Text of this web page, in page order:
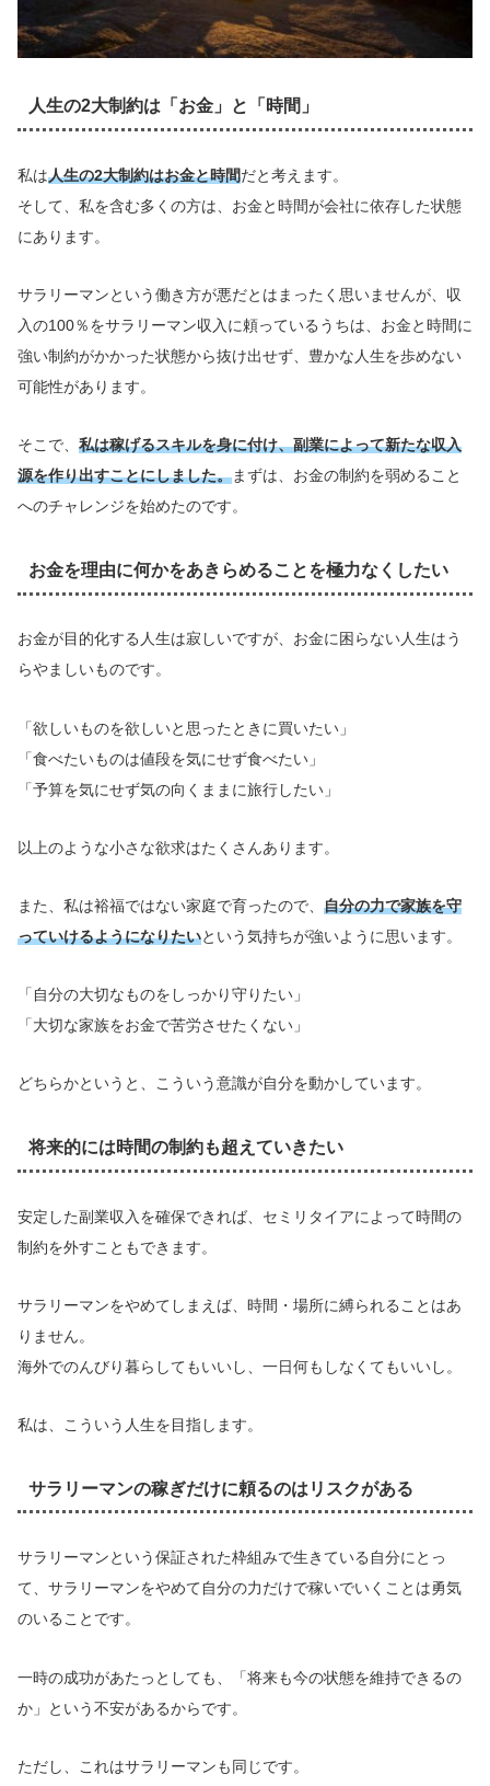
人生の2大制約は「お金」と「時間」
私は人生の2大制約はお金と時間だと考えます。
そして、私を含む多くの方は、お金と時間が会社に依存した状態
にあります。
サラリーマンという働き方が悪だとはまったく思いませんが、収
入の100％をサラリーマン収入に頼っているうちは、お金と時間に
強い制約がかかった状態から抜け出せず、豊かな人生を歩めない
可能性があります。
そこで、 私は稼げるスキルを身に付け、副業によって新たな収入
源を作り出すことにしました。まずは、お金の制約を弱めること
へのチャレンジを始めたのです。
お金を理由に何かをあきらめることを極力なくしたい
お金が目的化する人生は寂しいですが、お金に困らない人生はう
らやましいものです。
「欲しいものを欲しいと思ったときに買いたい」
「食べたいものは値段を気にせず食べたい」
「予算を気にせず気の向くままに旅行したい」
以上のような小さな欲求はたくさんあります。
また、私は裕福ではない家庭で育ったので、 自分の力で家族を守
っていけるようになりたいという気持ちが強いように思います。
「自分の大切なものをしっかり守りたい」
「大切な家族をお金で苦労させたくない」
どちらかというと、こういう意識が自分を動かしています。
将来的には時間の制約も超えていきたい
安定した副業収入を確保できれば、セミリタイアによって時間の
制約を外すこともできます。
サラリーマンをやめてしまえば、時間・場所に縛られることはあ
りません。
海外でのんびり暮らしてもいいし、一日何もしなくてもいいし。
私は、こういう人生を目指します。
サラリーマンの稼ぎだけに頼るのはリスクがある
サラリーマンという保証された枠組みで生きている自分にとっ
て、サラリーマンをやめて自分の力だけで稼いでいくことは勇気
のいることです。
一時の成功があたっとしても、「将来も今の状態を維持できるの
か」という不安があるからです。
ただし、これはサラリーマンも同じです。